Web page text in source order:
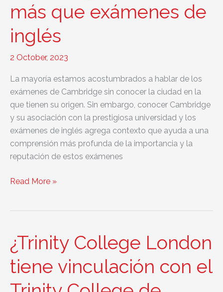
Cambridge
en
Uruguay
más que exámenes de
inglés
2 October, 2023
La mayoría estamos acostumbrados a hablar de los
exámenes de Cambridge sin conocer la ciudad en la
que tienen su origen. Sin embargo, conocer Cambridge
y su asociación con la prestigiosa universidad y los
exámenes de inglés agrega contexto que ayuda a una
comprensión más profunda de la importancia y la
reputación de estos exámenes
La
más
que
exámenes
de
Read More »
¿Trinity College London
tiene vinculación con el